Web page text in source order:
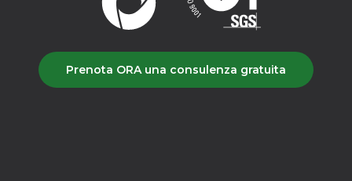
Prenota ORA una consulenza gratuita